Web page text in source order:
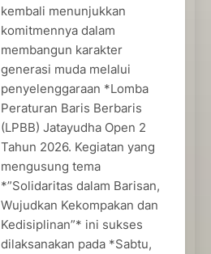
kembali menunjukkan
komitmennya dalam
membangun karakter
generasi muda melalui
penyelenggaraan *Lomba
Peraturan Baris Berbaris
(LPBB) Jatayudha Open 2
Tahun 2026. Kegiatan yang
mengusung tema
*”Solidaritas dalam Barisan,
Wujudkan Kekompakan dan
Kedisiplinan”* ini sukses
dilaksanakan pada *Sabtu,